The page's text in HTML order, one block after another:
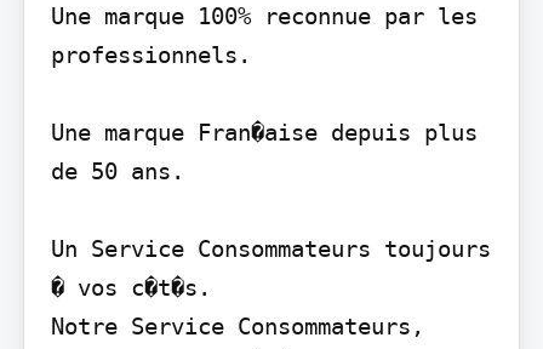
Une marque 100% reconnue par les
professionnels.
Une marque Fran�aise depuis plus
de 50 ans.
Un Service Consommateurs toujours
� vos c�t�s.
Notre Service Consommateurs,